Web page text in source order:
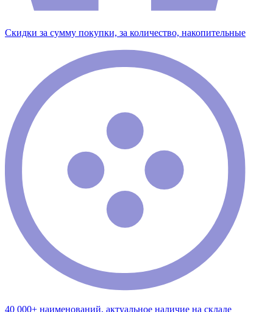
Скидки за сумму покупки, за количество, накопительные
40 000+ наименований, актуальное наличие на складе